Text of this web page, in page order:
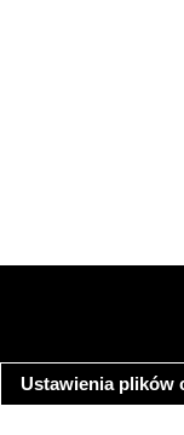
Ustawienia plików